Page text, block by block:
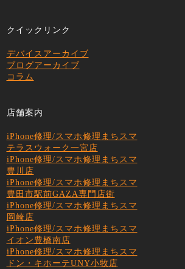
クイックリンク
デバイスアーカイブ
ブログアーカイブ
コラム
店舗案内
iPhone修理/スマホ修理まちスマ
テラスウォーク一宮店
iPhone修理/スマホ修理まちスマ
豊川店
iPhone修理/スマホ修理まちスマ
豊田市駅前GAZA専門店街
iPhone修理/スマホ修理まちスマ
岡崎店
iPhone修理/スマホ修理まちスマ
イオン豊橋南店
iPhone修理/スマホ修理まちスマ
ドン・キホーテUNY小牧店